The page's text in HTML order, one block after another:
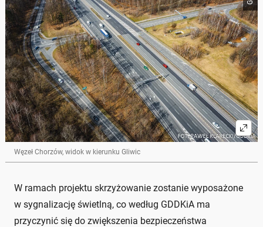
Węzeł Chorzów, widok w kierunku Gliwic
W ramach projektu skrzyżowanie zostanie wyposażone
w sygnalizację świetlną, co według GDDKiA ma
przyczynić się do zwiększenia bezpieczeństwa